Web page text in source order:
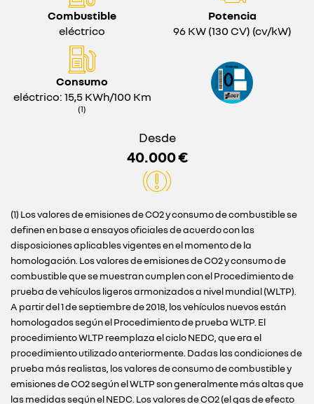
Combustible
eléctrico
Potencia
96 KW (130 CV) (cv/kW)
Consumo
eléctrico: 15,5 KWh/100 Km
(1)
Desde
40.000 €
(1) Los valores de emisiones de CO2 y consumo de combustible se
definen en base a ensayos oficiales de acuerdo con las
disposiciones aplicables vigentes en el momento de la
homologación. Los valores de emisiones de CO2 y consumo de
combustible que se muestran cumplen con el Procedimiento de
prueba de vehículos ligeros armonizados a nivel mundial (WLTP).
A partir del 1 de septiembre de 2018, los vehículos nuevos están
homologados según el Procedimiento de prueba WLTP. El
procedimiento WLTP reemplaza el ciclo NEDC, que era el
procedimiento utilizado anteriormente. Dadas las condiciones de
prueba más realistas, los valores de consumo de combustible y
emisiones de CO2 según el WLTP son generalmente más altas que
las medidas según el NEDC. Los valores de CO2 (el gas de efecto